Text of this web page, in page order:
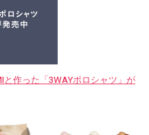
と作った「3WAYポロシャツ」が